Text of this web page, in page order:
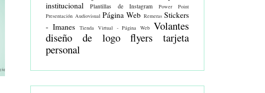
institucional
Plantillas de Instagram
Power Point
Presentación Audiovisual Página Web Remeras Stickers
- Imanes
Tienda Virtual - Página Web Volantes
diseño de logo
flyers
tarjeta
personal